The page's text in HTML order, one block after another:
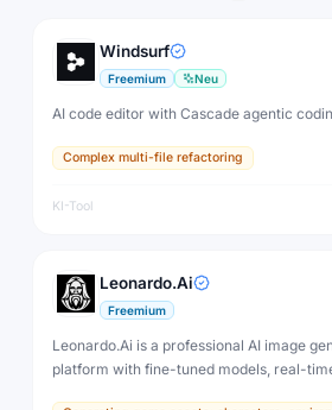
Windsurf
Freemium Neu
AI code editor with Cascade agentic
Complex multi-file refactoring
KI-Tool
Leonardo.Ai
Freemium
Leonardo.Ai is a professional AI image
platform with fine-tuned models, real-